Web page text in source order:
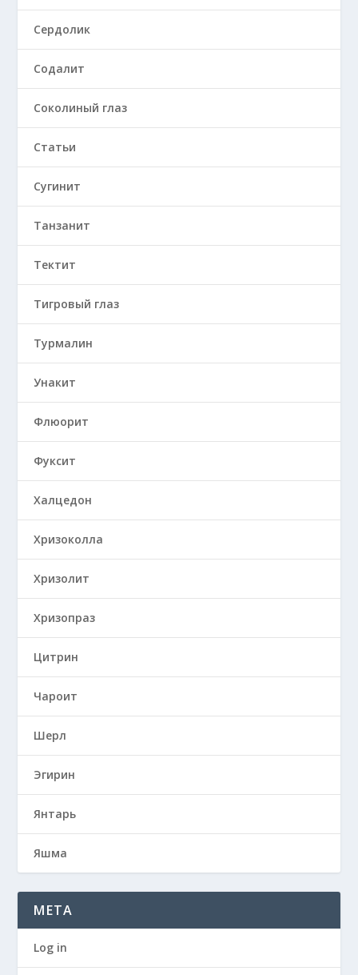
Сердолик
Содалит
Соколиный глаз
Статьи
Сугинит
Танзанит
Тектит
Тигровый глаз
Турмалин
Унакит
Флюорит
Фуксит
Халцедон
Хризоколла
Хризолит
Хризопраз
Цитрин
Чароит
Шерл
Эгирин
Янтарь
Яшма
META
Log in